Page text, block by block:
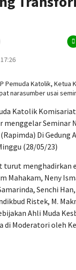
Pemuda Katolik, Ketua
narasumber usai
Katolik
Seminar
Di Gedung
(28/05/23)
turut menghadirkan
Mahakam, Neny
Senchi
Ristek, M.
Ahli Muda
di Moderatori oleh